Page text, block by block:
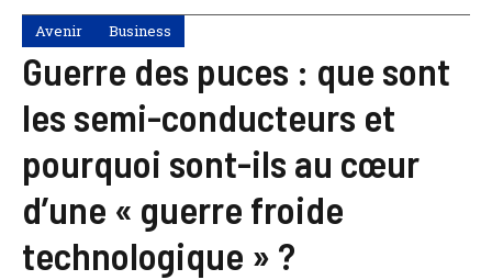
Avenir Business
Guerre des puces : que sont
les semi-conducteurs et
pourquoi sont-ils au cœur
d’une « guerre froide
technologique » ?